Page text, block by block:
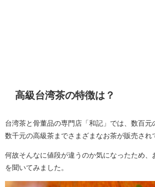
高級台湾茶の特徴は？
台湾茶と骨董品の専門店「和記」では、数百元
数千元の高級茶までさまざまなお茶が販売され
何故そんなに値段が違うのか気になったため、
を聞いてみました。